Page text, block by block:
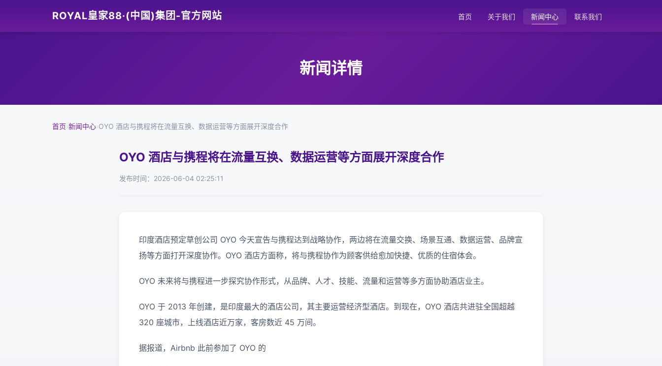
ROYAL皇家88·(中国)集团-官方网站 首页 关于我们 新闻中心 联系我们
新闻详情
首页›新闻中心›OYO 酒店与携程将在流量互换、数据运营等方面展开深度合作
OYO 酒店与携程将在流量互换、数据运营等方面展开深度合作
发布时间：2026-06-04 02:25:11
印度酒店预定草创公司 OYO 今天宣告与携程达到战略协作，两边将在流量交换、场景互通、数据运营、品牌宣
扬等方面打开深度协作。OYO 酒店方面称，将与携程协作为顾客供给愈加快捷、优质的住宿体会。
OYO 未来将与携程进一步探究协作形式，从品牌、人才、技能、流量和运营等多方面协助酒店业主。
OYO 于 2013 年创建，是印度最大的酒店公司，其主要运营经济型酒店。到现在，OYO 酒店共进驻全国超越
320 座城市，上线酒店近万家，客房数近 45 万间。
据报道，Airbnb 此前参加了 OYO 的